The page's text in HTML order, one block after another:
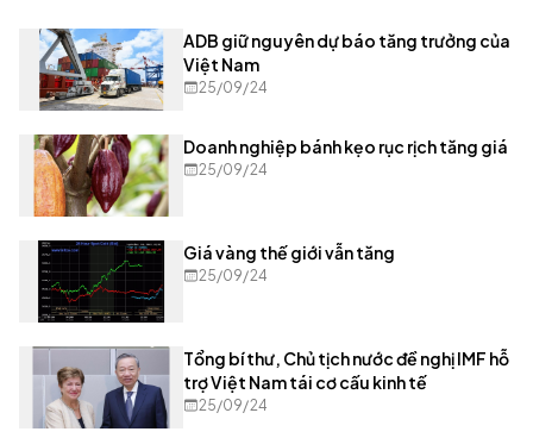
ADB giữ nguyên dự báo tăng trưởng của
Việt Nam
25/09/24
Doanh nghiệp bánh kẹo rục rịch tăng giá
25/09/24
Giá vàng thế giới vẫn tăng
25/09/24
Tổng bí thư, Chủ tịch nước đề nghị IMF hỗ
trợ Việt Nam tái cơ cấu kinh tế
25/09/24